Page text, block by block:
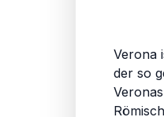
Verona
der so